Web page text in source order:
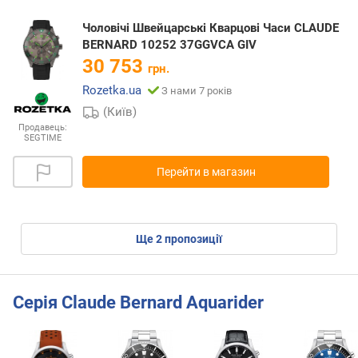
Продавець:
SEGTIME
Чоловічі Швейцарські Кварцові Часи CLAUDE
BERNARD 10252 37GGVCA GIV
30 753 грн.
Rozetka.ua
З нами 7 років
(Київ)
Перейти в магазин
ще2пропозиції
Серія Claude Bernard Aquarider